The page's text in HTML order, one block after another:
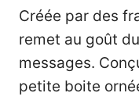
Créée par des
remet au goût
messages.
petite boite